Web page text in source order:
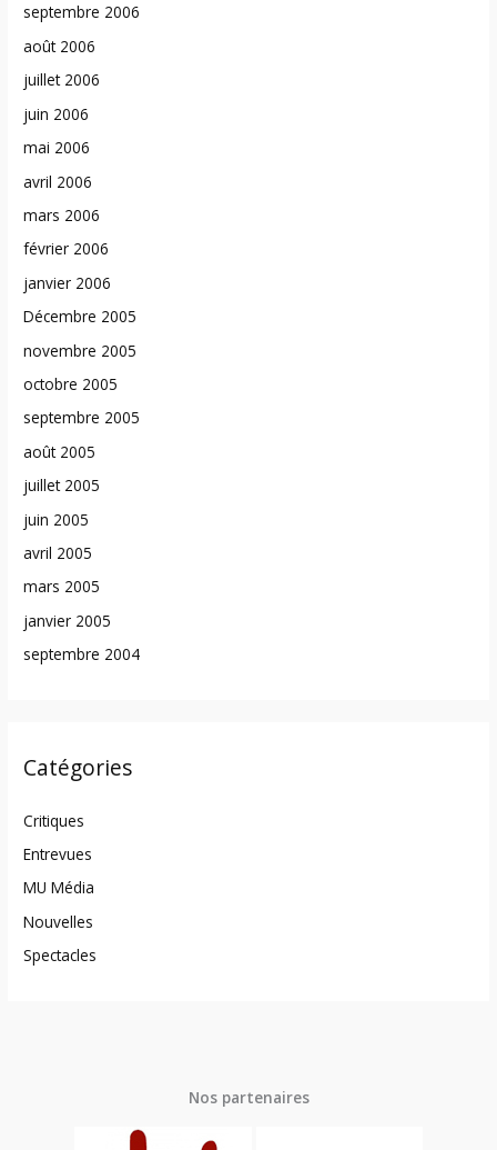
septembre 2006
août 2006
juillet 2006
juin 2006
mai 2006
avril 2006
mars 2006
février 2006
janvier 2006
Décembre 2005
novembre 2005
octobre 2005
septembre 2005
août 2005
juillet 2005
juin 2005
avril 2005
mars 2005
janvier 2005
septembre 2004
Catégories
Critiques
Entrevues
MU Média
Nouvelles
Spectacles
Nos partenaires